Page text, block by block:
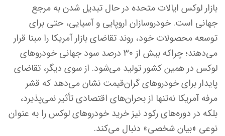
بازار لوکس ایالات متحده در حال تبدیل شدن به مرجع
جهانی است. خودروسازان اروپایی و آسیایی، حتی برای
توسعه محصولات خود، روند تقاضای بازار آمریکا را مبنا قرار
می‌دهند؛ چراکه بیش از ۳۰ درصد سود جهانی خودروهای
لوکس در همین کشور تولید می‌شود. از سوی دیگر، تقاضای
پایدار برای خودروهای گران‌قیمت نشان می‌دهد که قشر
مرفه آمریکا نه‌تنها از بحران‌های اقتصادی تأثیر نمی‌پذیرد،
بلکه در دوره‌های رکود نیز خرید خودروهای لوکس را به عنوان
نوعی «بیان شخصی» دنبال می‌کند.